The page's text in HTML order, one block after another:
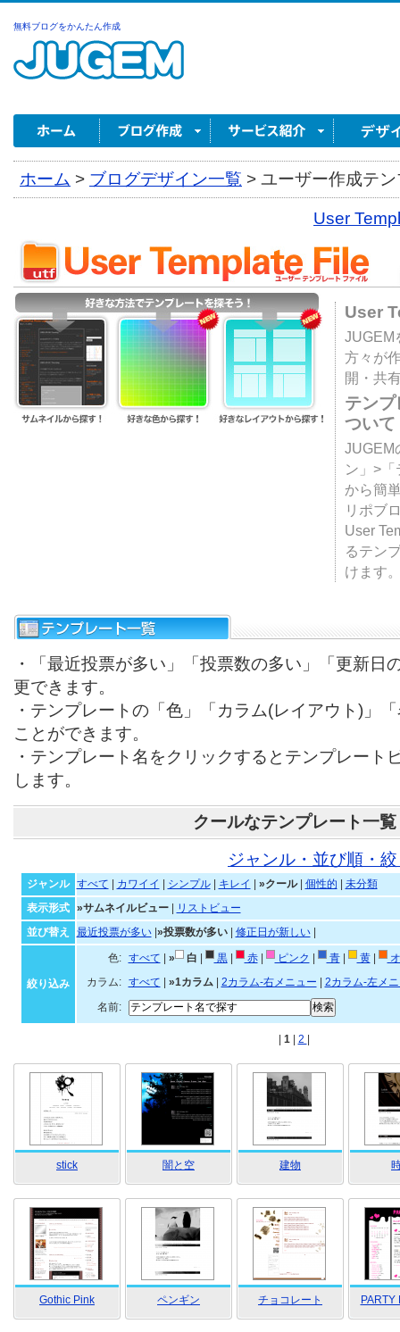
無料ブログをかんたん作成
ホーム > ブログデザイン一覧 > ユーザー作成テ
User
User
JUGEM
方々が
開・共
テン
ついて
JUGEM
ン」>
から簡
リポブ
User
るテン
けます
・「最近投票が多い」「投票数の多い」「更新日
更できます。
・テンプレートの「色」「カラム(レイアウト)」
ことができます。
・テンプレート名をクリックするとテンプレート
します。
クールなテンプレート一覧
ジャンル・並び順・
ジャンル すべて カワイイ シンプル| キレイ »クール| 個性的
未分類
表示形式
»サムネイルビュー|
リストビュー
並び替え
最近投票が多い| »投票数が多い| 修正日が新しい|
絞り込み
色: すべて » 白 黒| 赤| ピンク 青| 黄|
カラム:
すべて »1カラム| 2カラム-右メニュー
2カラム-左メ
名前:
1 2
stick 闇と空 建物
Gothic Pink ペンギン チョコレート PARTY